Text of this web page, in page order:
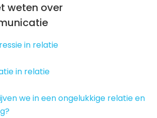
weten over
in relatie
in relatie
we in een ongelukkige relatie en